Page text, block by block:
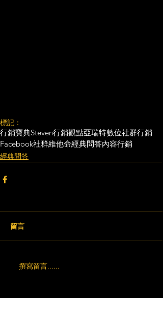
標記：
行銷寶典Steven行銷觀點亞瑞特數位社群行銷
Facebook社群維他命經典問答內容行銷
經典問答
留言
撰寫留言......